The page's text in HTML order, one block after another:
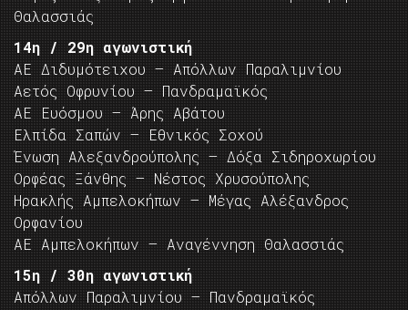
Θαλασσιάς
14η / 29η αγωνιστική
ΑΕ Διδυμότειχου – Απόλλων Παραλιμνίου
Αετός Οφρυνίου – Πανδραμαϊκός
ΑΕ Ευόσμου – Άρης Αβάτου
Ελπίδα Σαπών – Εθνικός Σοχού
Ένωση Αλεξανδρούπολης – Δόξα Σιδηροχωρίου
Ορφέας Ξάνθης – Νέστος Χρυσούπολης
Ηρακλής Αμπελοκήπων – Μέγας Αλέξανδρος
Ορφανίου
ΑΕ Αμπελοκήπων – Αναγέννηση Θαλασσιάς
15η / 30η αγωνιστική
Απόλλων Παραλιμνίου – Πανδραμαϊκός